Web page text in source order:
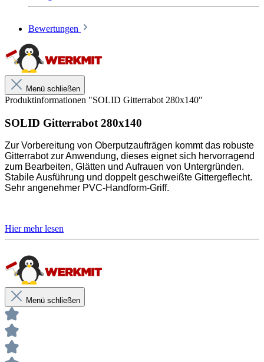
Doppelt geschweißte Gittergeflecht
Unsere anwendungstechnischen Empfehlungen dienen der
Unterstützung des Käufers bzw. Verarbeiters.
Eignung für den vorgesehenen Anwendungszweck in eigener
Bewertungen
Menü schließen
Produktinformationen "SOLID Gitterrabot 280x140"
SOLID Gitterrabot 280x140
Zur Vorbereitung von Oberputzaufträgen kommt das robuste
Gitterrabot zur Anwendung, dieses eignet sich hervorragend
zum Bearbeiten, Glätten und Aufrauen von Untergründen.
Stabile Ausführung und doppelt geschweißte Gittergeflecht.
Sehr angenehmer PVC-Handform-Griff.
Zwei Seiten geschlossen, zwei Seiten offen
Doppelt geschweißte Gittergeflecht
Angenehmer PVC-Handform-Griff
Unsere anwendungstechnischen Empfehlungen dienen der Unterstützung
des Käufers bzw. Verarbeiters.
Sie entbinden nicht davon, unsere Produkte grundsätzlich auf ihre Eignung
für den vorgesehenen Anwendungszweck in eigener Verantwortung zu
prüfen.
Menü schließen